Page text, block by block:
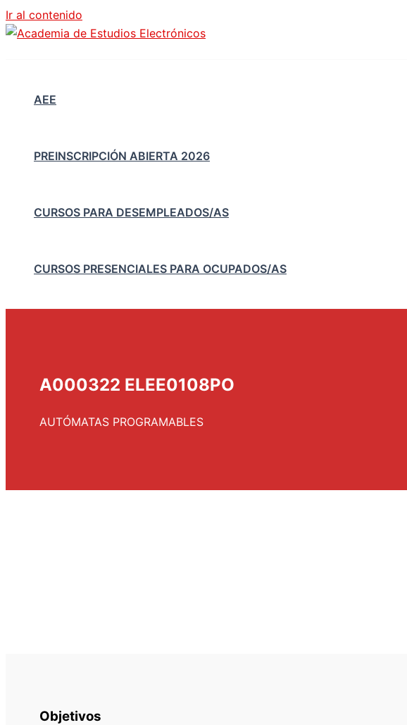
Ir al contenido
AEE
PREINSCRIPCIÓN ABIERTA 2026
CURSOS PARA DESEMPLEADOS/AS
CURSOS PRESENCIALES PARA OCUPADOS/AS
A000322 ELEE0108PO
AUTÓMATAS PROGRAMABLES
Objetivos